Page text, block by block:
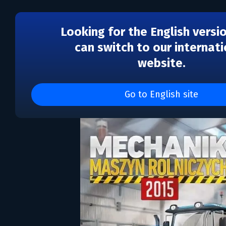
Looking for the English
can switch to our
website.
Go to English site
Mechanik Maszyn